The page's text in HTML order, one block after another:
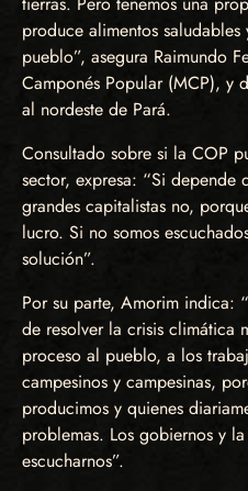
produce alimentos saludables
pueblo”, asegura Raimundo
Camponés Popular (MCP), y
al nordeste de Pará.
Consultado sobre si la COP
sector, expresa: “Si depende
grandes capitalistas no,
lucro. Si no somos
solución”.
Por su parte, Amorim indica:
de resolver la crisis climática
proceso al pueblo, a los
campesinos y campesinas,
producimos y quienes
problemas. Los gobiernos y
escucharnos”.